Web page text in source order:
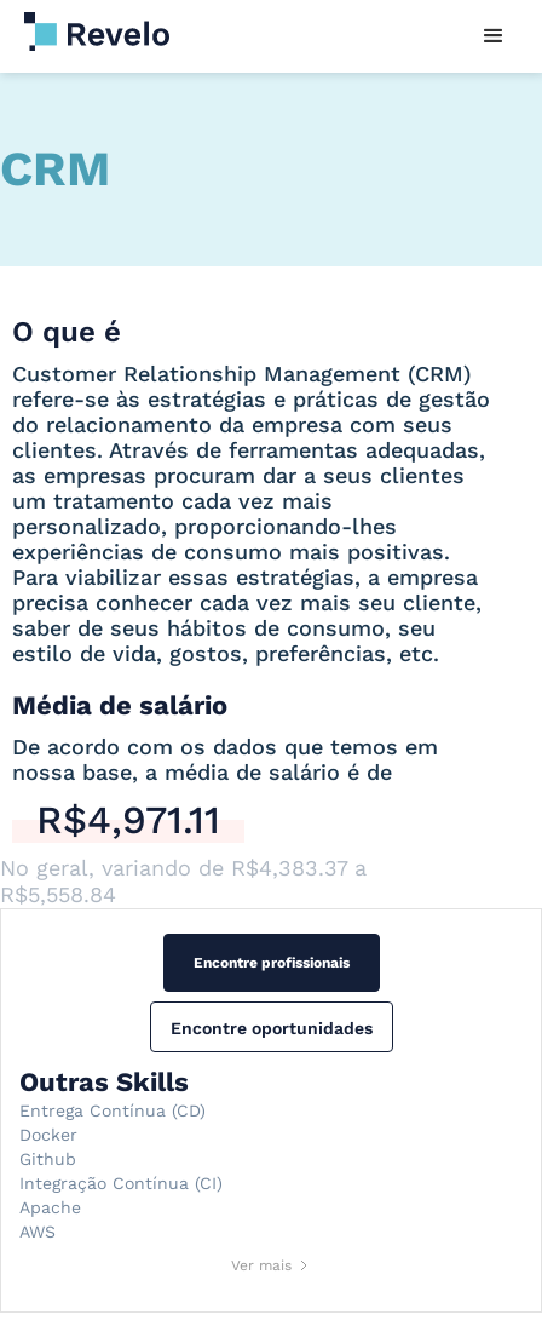
CRM
O que é
Customer Relationship Management (CRM)
refere-se às estratégias e práticas de gestão
do relacionamento da empresa com seus
clientes. Através de ferramentas adequadas,
as empresas procuram dar a seus clientes
um tratamento cada vez mais
personalizado, proporcionando-lhes
experiências de consumo mais positivas.
Para viabilizar essas estratégias, a empresa
precisa conhecer cada vez mais seu cliente,
saber de seus hábitos de consumo, seu
estilo de vida, gostos, preferências, etc.
Média de salário
De acordo com os dados que temos em
nossa base, a média de salário é de
R$4,971.11
No geral, variando de R$4,383.37a
R$5,558.84
Encontre profissionais
Encontre oportunidades
Outras Skills
Entrega Contínua (CD)
Docker
Github
Integração Contínua (CI)
Apache
AWS
Ver mais